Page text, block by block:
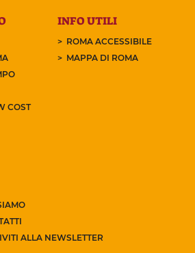
COST
INFO UTILI
ROMA ACCESSIBILE
MAPPA DI ROMA
ALLA NEWSLETTER